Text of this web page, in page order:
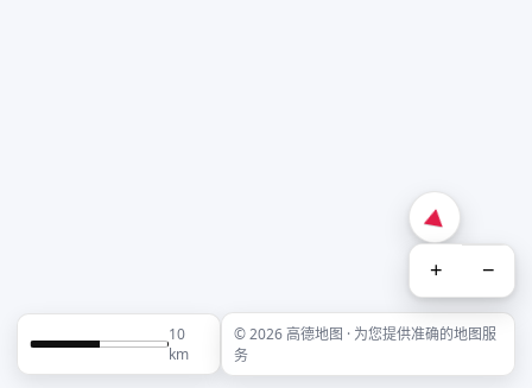
+ −
10
km
© 2026 高德地图 · 为您提供准确的地图服
务